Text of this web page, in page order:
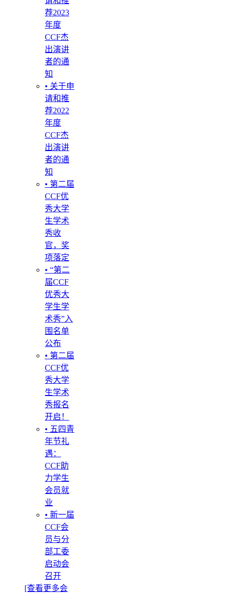
荐2023
年度
CCF杰
出演讲
者的通
知
• 关于申
请和推
荐2022
年度
CCF杰
出演讲
者的通
知
• 第二届
CCF优
秀大学
生学术
秀收
官，奖
项落定
• “第二
届CCF
优秀大
学生学
术秀”入
围名单
公布
• 第二届
CCF优
秀大学
生学术
秀报名
开启！
• 五四青
年节礼
遇：
CCF助
力学生
会员就
业
• 新一届
CCF会
员与分
部工委
启动会
召开
[查看更多会